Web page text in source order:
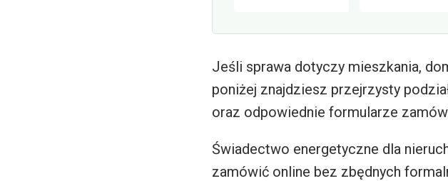
Jeśli sprawa dotyczy mieszkania,
poniżej znajdziesz przejrzysty
oraz odpowiednie formularze
Świadectwo energetyczne dla
zamówić online bez zbędnych